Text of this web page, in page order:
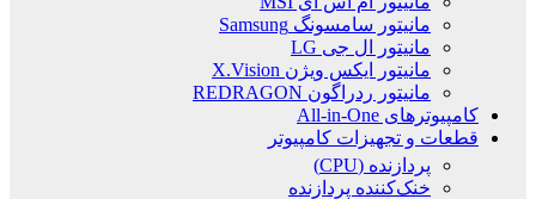
مانیتور سامسونگ Samsung
مانیتور ال جی LG
مانیتور ایکس ویژن X.Vision
مانیتور ردراگون REDRAGON
کامپیوترهای All-in-One
قطعات و تجهیزات کامپیوتر
پردازنده (CPU)
خنک‌کننده پردازنده